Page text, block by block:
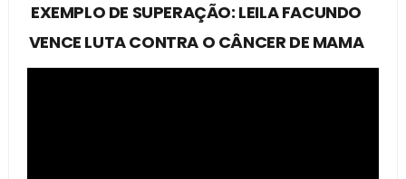
EXEMPLO DE SUPERAÇÃO: LEILA FACUNDO
VENCE LUTA CONTRA O CÂNCER DE MAMA